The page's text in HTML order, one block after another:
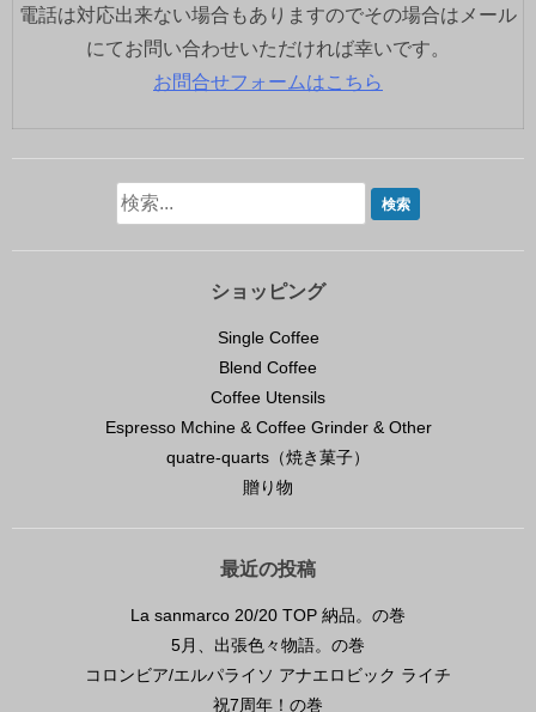
電話は対応出来ない場合もありますのでその場合はメール
にてお問い合わせいただければ幸いです。
お問合せフォームはこちら
ショッピング
Single Coffee
Blend Coffee
Coffee Utensils
Espresso Mchine & Coffee Grinder & Other
quatre-quarts（焼き菓子）
贈り物
最近の投稿
La sanmarco 20/20 TOP 納品。の巻
5月、出張色々物語。の巻
コロンビア/エルパライソ アナエロビック ライチ
祝7周年！の巻